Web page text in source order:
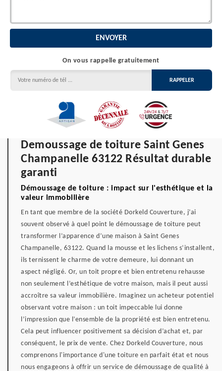
On vous rappelle gratuitement
Demoussage de toiture Saint Genes
Champanelle 63122 Résultat durable
garanti
Démoussage de toiture : impact sur l'esthétique et la
valeur immobilière
En tant que membre de la société Dorkeld Couverture, j’ai
souvent observé à quel point le démoussage de toiture peut
transformer l’apparence d’une maison à Saint Genes
Champanelle, 63122. Quand la mousse et les lichens s’installent,
ils ternissent le charme de votre demeure, lui donnant un
aspect négligé. Or, un toit propre et bien entretenu rehausse
non seulement l’esthétique de votre maison, mais il peut aussi
accroître sa valeur immobilière. Imaginez un acheteur potentiel
observant votre maison : un toit impeccable lui donne
l’impression que l’ensemble de la propriété est bien entretenu.
Cela peut influencer positivement sa décision d’achat et, par
conséquent, le prix de vente. Chez Dorkeld Couverture, nous
comprenons l'importance d'une toiture en parfait état et nous
nous engageons à offrir un service de démoussage de qualité à